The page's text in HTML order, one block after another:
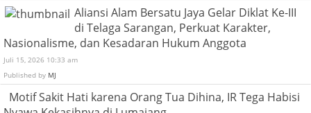
Aliansi Alam Bersatu Jaya Gelar Diklat Ke-III
di Telaga Sarangan, Perkuat Karakter,
Nasionalisme, dan Kesadaran Hukum Anggota
Juli 15, 2026 10:33 am
Published by MJ
Motif Sakit Hati karena Orang Tua Dihina, IR Tega Habisi